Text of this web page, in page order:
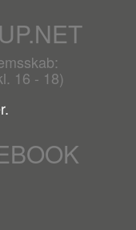
16 - 18)